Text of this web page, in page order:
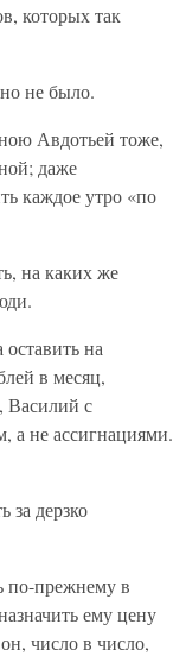
которых так
не было.
Авдотьей тоже,
даже
каждое утро «по
на каких же
на
в месяц,
Василий с
а не ассигнациями.
за дерзко
по-прежнему в
ему цену
число в число,